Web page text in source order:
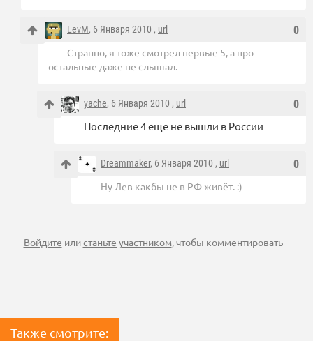
0
LevM, 6 Января 2010 , url
Странно, я тоже смотрел первые 5, а про
остальные даже не слышал.
0
yache, 6 Января 2010 , url
Последние 4 еще не вышли в России
0
Dreammaker, 6 Января 2010 , url
Ну Лев какбы не в РФ живёт. :)
Войдите илистаньте участником, чтобы комментировать
Также смотрите: